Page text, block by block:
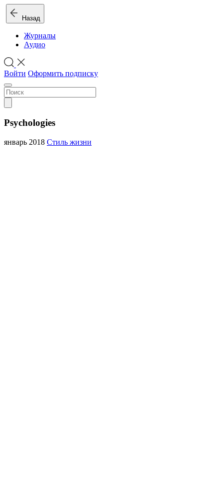
Назад
Журналы
Аудио
Войти Оформить подписку
Psychologies
январь 2018 Стиль жизни